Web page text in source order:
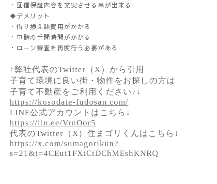
・団信保証内容を充実させる事が出来る
◆デメリット
・借り換え諸費用がかかる
・申請の手間時間がかかる
・ローン審査を再度行う必要がある
↑弊社代表のTwitter（X）から引用
子育て環境に良い街・物件をお探しの方は
子育て不動産をご利用ください♪↓
https://kosodate-fudosan.com/
LINE公式アカウントはこちら↓
https://lin.ee/VrnOor5
代表のTwitter（X）住まゴリくんはこちら↓
https://x.com/sumagorikun?
s=21&t=4CEut1FXtCtDChMEshKNRQ